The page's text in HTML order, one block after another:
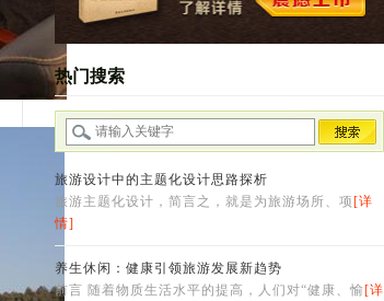
热门搜索
旅游设计中的主题化设计思路探析
旅游主题化设计，简言之，就是为旅游场所、项 [详
情]
养生休闲：健康引领旅游发展新趋势
前言 随着物质生活水平的提高，人们对“健康、愉 [详